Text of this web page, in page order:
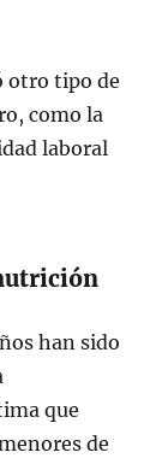
otro tipo de
como la
laboral
han sido
que
de